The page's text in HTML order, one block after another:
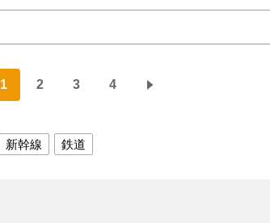
1 2 3 4
新幹線 鉄道